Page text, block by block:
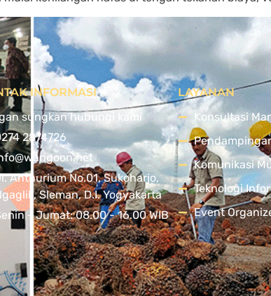
INFORMASI
sungkan hubungi kami
2874726
Anthurium No.01, Sukoharjo,
Sleman, D.I. Yogyakarta
- Jumat: 08.00 - 16.00 WIB
LAYANAN
Konsultasi
Komunikasi
Teknologi
Event